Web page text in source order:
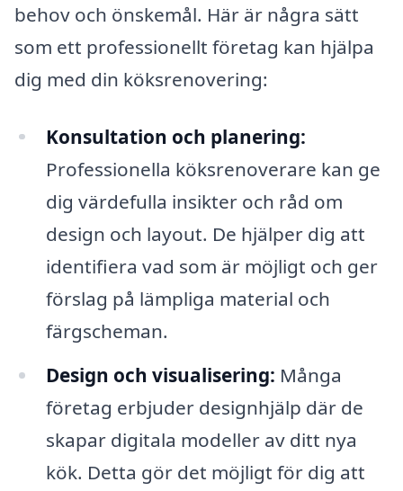
behov och önskemål. Här är några sätt
som ett professionellt företag kan hjälpa
dig med din köksrenovering:
Konsultation och planering:
Professionella köksrenoverare kan ge
dig värdefulla insikter och råd om
design och layout. De hjälper dig att
identifiera vad som är möjligt och ger
förslag på lämpliga material och
färgscheman.
Design och visualisering: Många
företag erbjuder designhjälp där de
skapar digitala modeller av ditt nya
kök. Detta gör det möjligt för dig att